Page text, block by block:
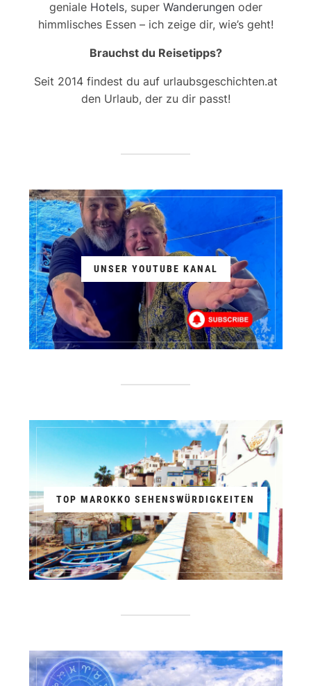
geniale Hotels, super Wanderungenoder
himmlisches Essen – ich zeige dir, wie’s geht!
Brauchst du Reisetipps?
Seit 2014 findest du auf urlaubsgeschichten.at
den Urlaub, der zu dir passt!
UNSER YOUTUBE KANAL
TOP MAROKKO SEHENSWÜRDIGKEITEN